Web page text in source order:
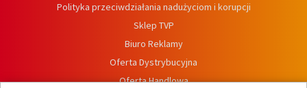
Polityka przeciwdziałania nadużyciom i korupcji
Sklep TVP
Biuro Reklamy
Oferta Dystrybucyjna
Oferta Handlowa